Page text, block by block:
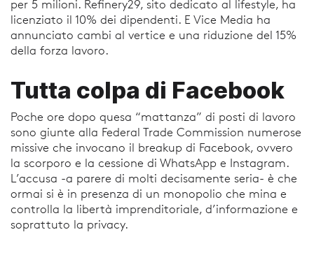
per 5 milioni. Refinery29, sito dedicato al lifestyle, ha
licenziato il 10% dei dipendenti. E Vice Media ha
annunciato cambi al vertice e una riduzione del 15%
della forza lavoro.
Tutta colpa di Facebook
Poche ore dopo quesa “mattanza” di posti di lavoro
sono giunte alla Federal Trade Commission numerose
missive che invocano il breakup di Facebook, ovvero
la scorporo e la cessione di WhatsApp e Instagram.
L’accusa -a parere di molti decisamente seria- è che
ormai si è in presenza di un monopolio che mina e
controlla la libertà imprenditoriale, d’informazione e
soprattuto la privacy.